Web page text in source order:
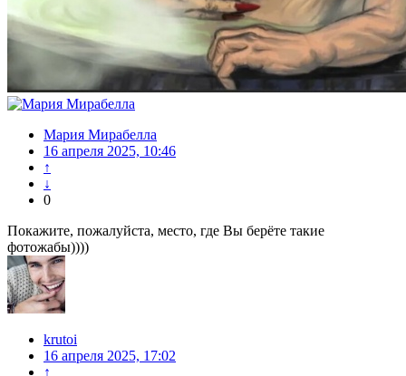
Мария Мирабелла
16 апреля 2025, 10:46
↑
↓
0
Покажите, пожалуйста, место, где Вы берёте такие
фотожабы))))
krutoi
16 апреля 2025, 17:02
↑